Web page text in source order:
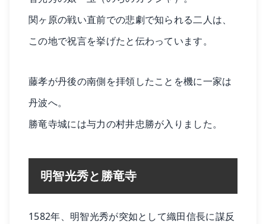
関ヶ原の戦い直前での悲劇で知られる二人は、
この地で祝言を挙げたと伝わっています。
藤孝が丹後の南側を拝領したことを機に一家は
丹波へ。
勝竜寺城には与力の村井忠勝が入りました。
明智光秀と勝竜寺
1582年、明智光秀が突如として織田信長に謀反